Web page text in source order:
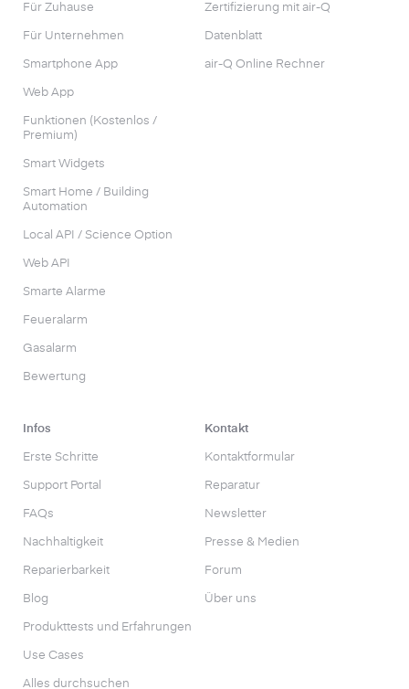
Für Zuhause
Für Unternehmen
Smartphone App
Web App
Funktionen (Kostenlos /
Premium)
Smart Widgets
Smart Home / Building
Automation
Local API / Science Option
Web API
Smarte Alarme
Feueralarm
Gasalarm
Bewertung
Zertifizierung mit air-Q
Datenblatt
air-Q Online Rechner
Infos
Erste Schritte
Support Portal
FAQs
Nachhaltigkeit
Reparierbarkeit
Blog
Produkttests und Erfahrungen
Use Cases
Alles durchsuchen
Kontakt
Kontaktformular
Reparatur
Newsletter
Presse & Medien
Forum
Über uns